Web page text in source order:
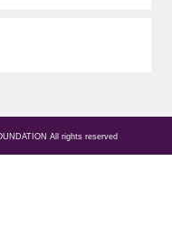
All rights reserved